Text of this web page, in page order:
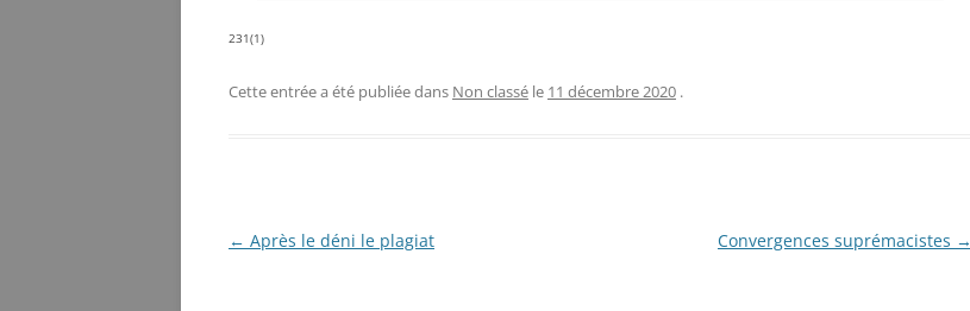
231(1)
Cette entrée a été publiée dans Non classé le 11 décembre 2020 .
Navigation
← Après le déni le plagiat Convergences suprémacistes →